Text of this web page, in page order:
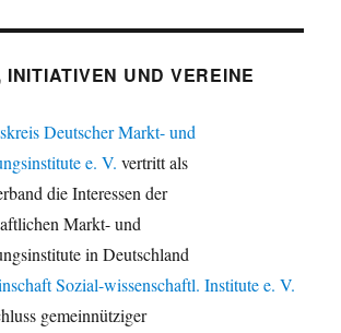
UND VEREINE
Deutscher Markt- und
e. V. vertritt als
die Interessen der
Markt- und
in Deutschland
Sozial-wissenschaftl. Institute e. V.
gemeinnütziger